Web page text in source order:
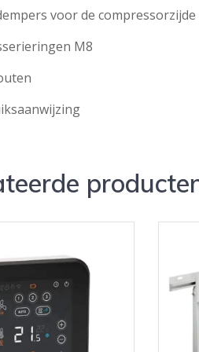
voor de compressorzijde
M8